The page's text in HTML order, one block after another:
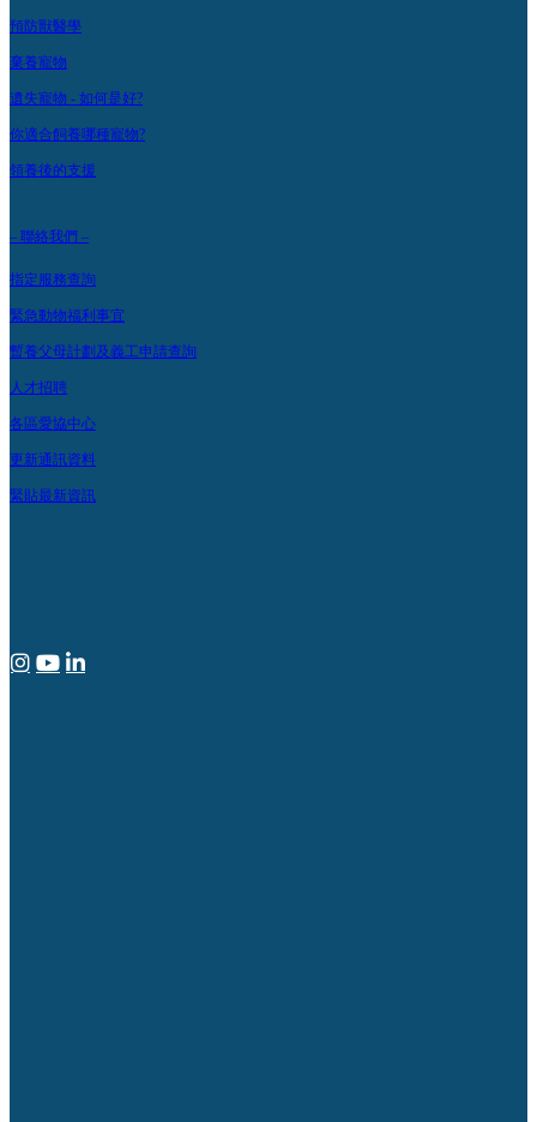
預防獸醫學
棄養寵物
遺失寵物 - 如何是好?
你適合飼養哪種寵物?
領養後的支援
– 聯絡我們 –
指定服務查詢
緊急動物福利事宜
暫養父母計劃及義工申請查詢
人才招聘
各區愛協中心
更新通訊資料
緊貼最新資訊